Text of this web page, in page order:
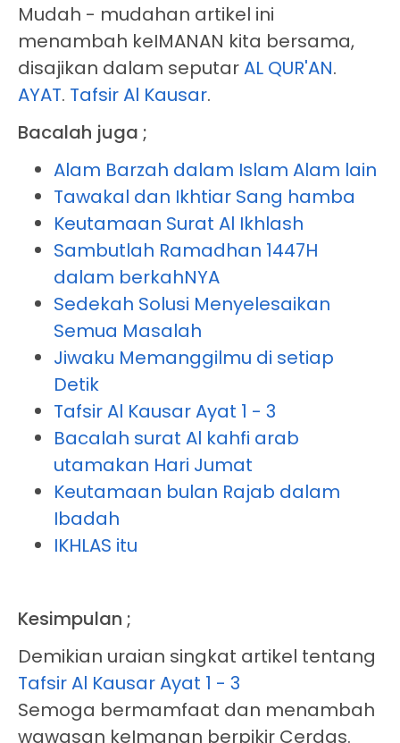
Mudah - mudahan artikel ini
menambah keIMANAN kita bersama,
disajikan dalam seputarAL QUR'AN.
AYAT. Tafsir Al Kausar.
Bacalah juga ;
Alam Barzah dalam Islam Alam lain
Tawakal dan Ikhtiar Sang hamba
Keutamaan Surat Al Ikhlash
Sambutlah Ramadhan 1447H
dalam berkahNYA
Sedekah Solusi Menyelesaikan
Semua Masalah
Jiwaku Memanggilmu di setiap
Detik
Tafsir Al Kausar Ayat 1 - 3
Bacalah surat Al kahfi arab
utamakan Hari Jumat
Keutamaan bulan Rajab dalam
Ibadah
IKHLAS itu
Kesimpulan ;
Demikian uraian singkat artikel tentang
Tafsir Al Kausar Ayat 1 - 3
Semoga bermamfaat dan menambah
wawasan keImanan berpikir Cerdas.